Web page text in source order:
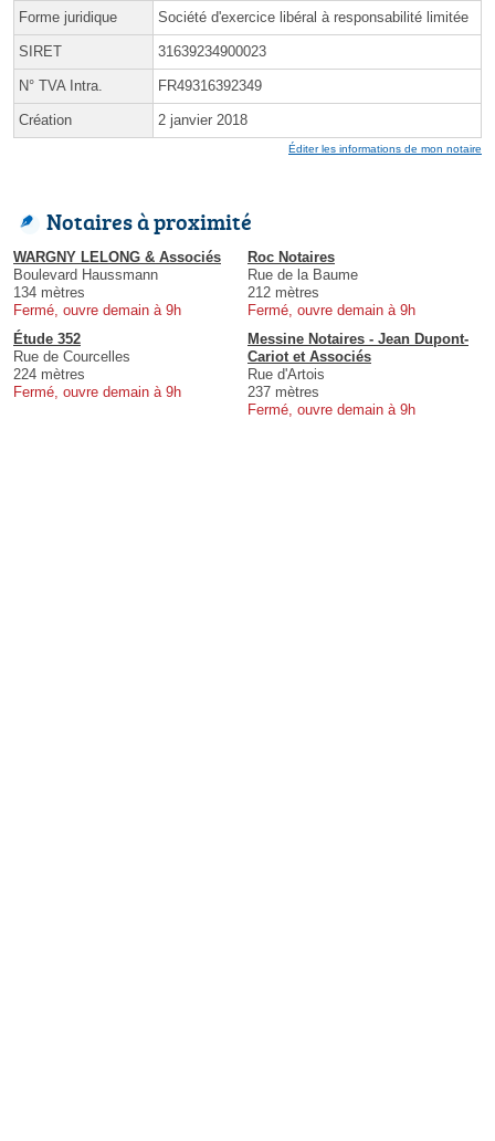
Forme juridique Société d'exercice libéral à responsabilité limitée
SIRET 31639234900023
N° TVA Intra. FR49316392349
Création 2 janvier 2018
Éditer les informations de mon notaire
Notaires à proximité
WARGNY LELONG & Associés
Boulevard Haussmann
134 mètres
Fermé, ouvre demain à 9h
Roc Notaires
Rue de la Baume
212 mètres
Fermé, ouvre demain à 9h
Étude 352
Rue de Courcelles
224 mètres
Fermé, ouvre demain à 9h
Messine Notaires - Jean Dupont-
Cariot et Associés
Rue d'Artois
237 mètres
Fermé, ouvre demain à 9h